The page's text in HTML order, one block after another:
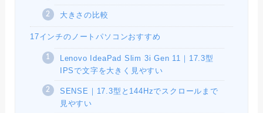
大きさの比較
17インチのノートパソコンおすすめ
Lenovo IdeaPad Slim 3i Gen 11｜17.3型
IPSで文字を大きく見やすい
SENSE｜17.3型と144Hzでスクロールまで
見やすい